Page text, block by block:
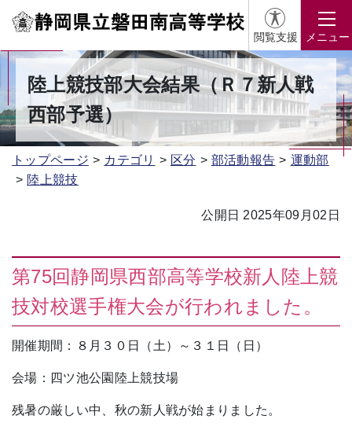
閲覧支援 メニュー
陸上競技部大会結果（Ｒ７新人戦
西部予選）
トップページ カテゴリ 区分 部活動報告
運動部
陸上競技
公開日 2025年09月02日
第75回静岡県西部高等学校新人陸上競
技対校選手権大会が行われました。
開催期間：８月３０日（土）～３１日（日）
会場：四ツ池公園陸上競技場
残暑の厳しい中、秋の新人戦が始まりました。